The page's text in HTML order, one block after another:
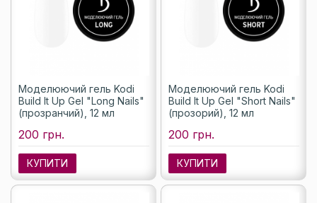
Моделюючий гель Kodi
Build It Up Gel "Long Nails"
(прозранчий), 12 мл
200 грн.
КУПИТИ
Моделюючий гель Kodi
Build It Up Gel "Short Nails"
(прозорий), 12 мл
200 грн.
КУПИТИ